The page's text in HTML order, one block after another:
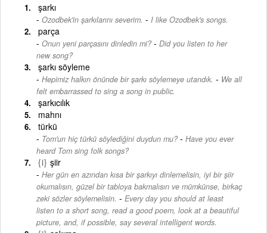
şarkı
Ozodbek'in şarkılarını severim. - I like Ozodbek's songs.
parça
Onun yeni parçasını dinledin mi? - Did you listen to her
new song?
şarkı söyleme
Hepimiz halkın önünde bir şarkı söylemeye utandık. - We all
felt embarrassed to sing a song in public.
şarkıcılık
mahnı
türkü
Tom'un hiç türkü söylediğini duydun mu? - Have you ever
heard Tom sing folk songs?
{i} şiir
Her gün en azından kısa bir şarkıyı dinlemelisin, iyi bir şiir
okumalısın, güzel bir tabloya bakmalısın ve mümkünse, birkaç
zeki sözler söylemelisin. - Every day you should at least
listen to a short song, read a good poem, look at a beautiful
picture, and, if possible, say several intelligent words.